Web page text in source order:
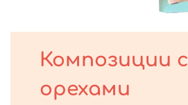
Композиции с
орехами